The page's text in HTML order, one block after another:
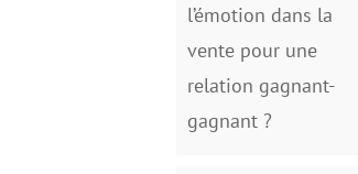
l’émotion dans la
vente pour une
relation gagnant-
gagnant ?